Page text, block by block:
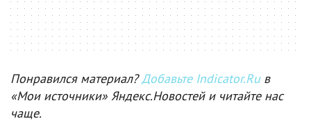
Понравился материал?Добавьте Indicator.Ruв
«Мои источники» Яндекс.Новостей и читайте нас
чаще.